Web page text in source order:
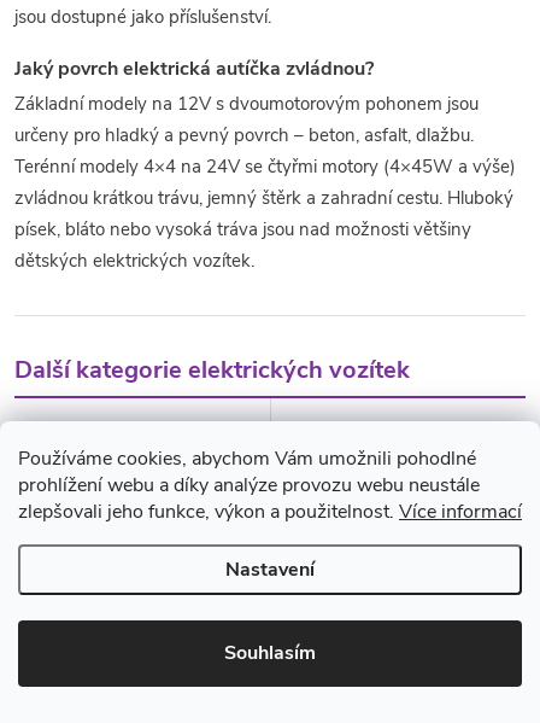
Používáme cookies, abychom Vám umožnili pohodlné
prohlížení webu a díky analýze provozu webu neustále
zlepšovali jeho funkce, výkon a použitelnost. Více informací
Nastavení
Souhlasím
jsou dostupné jako příslušenství.
Jaký povrch elektrická autíčka zvládnou?
Základní modely na 12V s dvoumotorovým pohonem jsou
určeny pro hladký a pevný povrch – beton, asfalt, dlažbu.
Terénní modely 4×4 na 24V se čtyřmi motory (4×45W a výše)
zvládnou krátkou trávu, jemný štěrk a zahradní cestu. Hluboký
písek, bláto nebo vysoká tráva jsou nad možnosti většiny
dětských elektrických vozítek.
Další kategorie elektrických vozítek
Přehled všech typů – motorky,
traktory, tříkolky, buginy i
autíčka na jednom místě.
Pro trávu, zahradu a nerovný
terén – výkon až 4×200W.
Elektrické buginy
Výkonné modely pro
Elektrické motorky
Pro děti, které preferují
dvoukolový zážitek místo
autíčka.